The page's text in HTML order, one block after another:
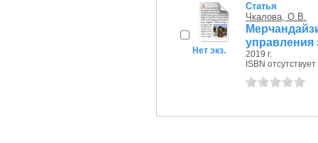
Нет экз.
Статья
Чкалова, О.В.
2019 г.
ISBN отсутствует